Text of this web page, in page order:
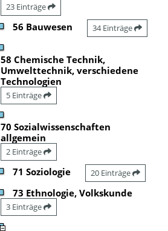
23 Einträge
56 Bauwesen 34 Einträge
58 Chemische Technik,
Umwelttechnik, verschiedene
Technologien
5 Einträge
70 Sozialwissenschaften
allgemein
2 Einträge
71 Soziologie 20 Einträge
73 Ethnologie, Volkskunde
3 Einträge